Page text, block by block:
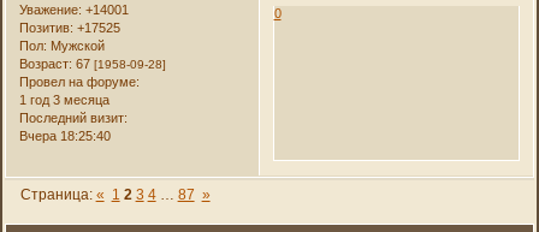
Уважение: +14001
Позитив: +17525
Пол: Мужской
Возраст: 67[1958-09-28]
Провел на форуме:
1 год 3 месяца
Последний визит:
Вчера 18:25:40
0
Страница: « 1 2 3 4 87 »